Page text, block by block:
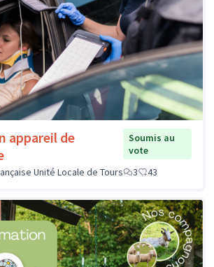
appareil de
Soumis au
vote
Unité Locale de Tours
3 43